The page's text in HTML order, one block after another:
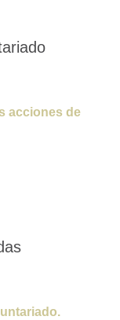
acciones de